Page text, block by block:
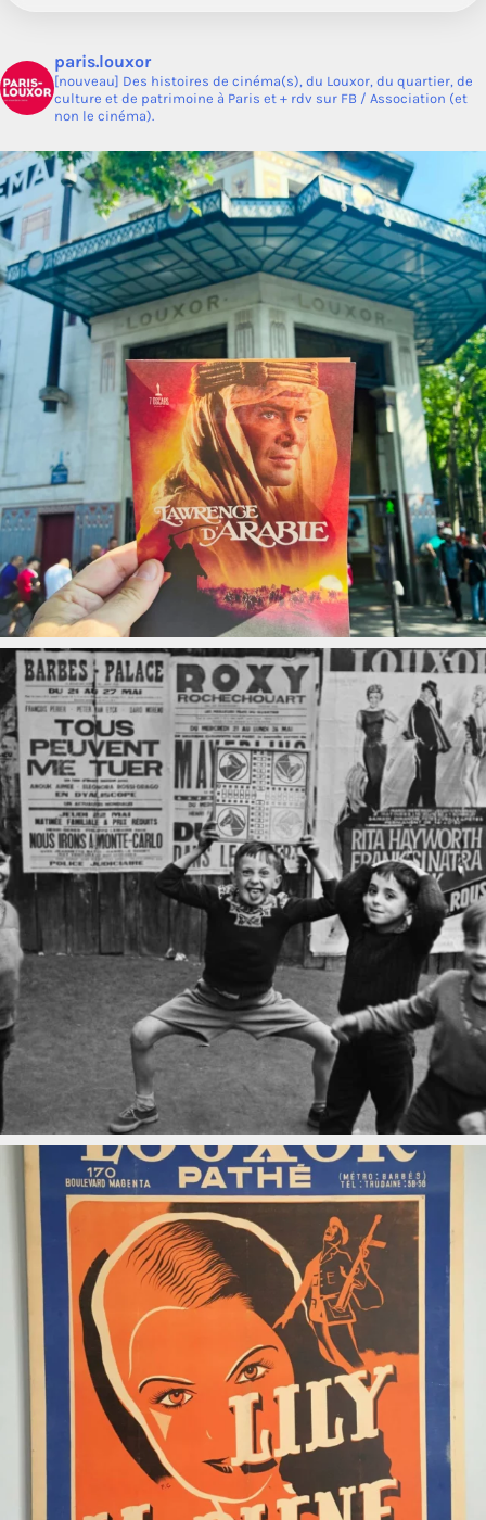
paris.louxor
[nouveau] Des histoires de cinéma(s), du Louxor, du quartier, de
culture et de patrimoine à Paris et + rdv sur FB / Association (et
non le cinéma).